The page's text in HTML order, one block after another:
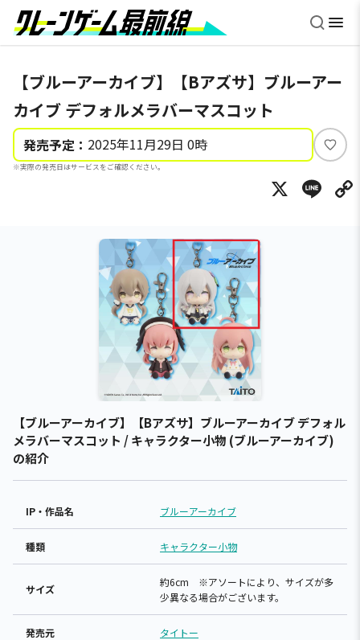
【ブルーアーカイブ】【Bアズサ】ブルーアー
カイブ デフォルメラバーマスコット
発売予定： 2025年11月29日 0時
※実際の発売日はサービスをご確認ください。
い
ね
X
【ブルーアーカイブ】【Bアズサ】ブルーアーカイブ デフォル
メラバーマスコット / キャラクター小物 (ブルーアーカイブ)
の紹介
IP・作品名 ブルーアーカイブ
種類 キャラクター小物
サイズ
約6cm ※アソートにより、サイズが多
少異なる場合がございます。
発売元 タイトー